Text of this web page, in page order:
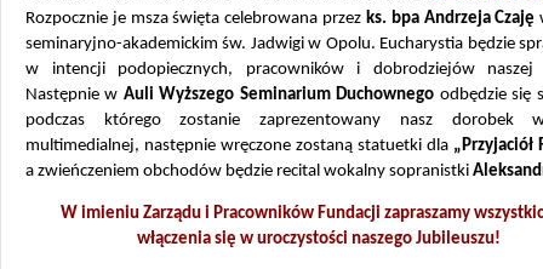
Rozpocznie je msza święta celebrowana przez ks. bpa Andrzeja Czaję
seminaryjno-akademickim św. Jadwigi w Opolu. Eucharystia będzie
w intencji podopiecznych, pracowników i dobrodziejów naszej
Następnie w Auli Wyższego Seminarium Duchownego odbędzie się
podczas którego zostanie zaprezentowany nasz dorobek
multimedialnej, następnie wręczone zostaną statuetki dla „Przyjaciół
a zwieńczeniem obchodów będzie recital wokalny sopranistki
W imieniu Zarządu i Pracowników Fundacji zapraszamy
włączenia się w uroczystości naszego Jubileuszu!